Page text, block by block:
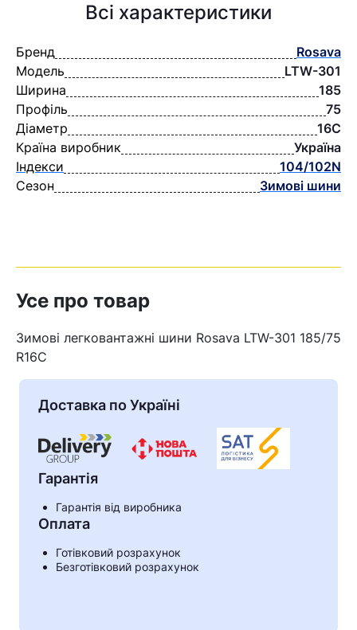
Кошик
Всі характеристики
Бренд
Rosava
Модель
LTW-301
Ширина
185
Профіль
75
Діаметр
16C
Країна виробник
Україна
Індекси
104/102N
Сезон
Зимові шини
Усе про товар
Зимові легковантажні шини Rosava LTW-301 185/75
R16C
Доставка по Україні
Гарантія
Гарантія від виробника
Оплата
Готівковий розрахунок
Безготівковий розрахунок